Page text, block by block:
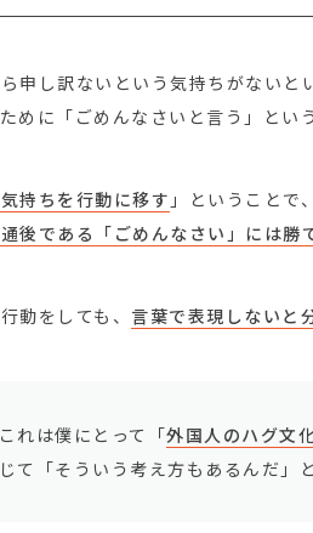
申し訳ないという気持ちがない
めに「ごめんなさいと言う」とい
持ちを行動に移す 」ということで
後である「ごめんなさい」には勝
動をしても、 言葉で表現しないと
れは僕にとって「外国人のハグ文
て「そういう考え方もあるんだ」